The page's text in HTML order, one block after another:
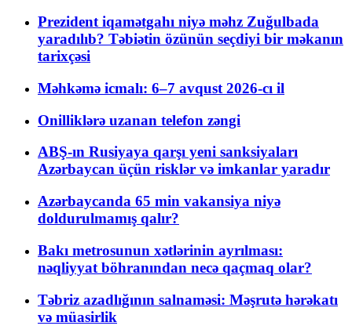
Prezident iqamətgahı niyə məhz Zuğulbada
yaradılıb? Təbiətin özünün seçdiyi bir məkanın
tarixçəsi
Məhkəmə icmalı: 6–7 avqust 2026-cı il
Onilliklərə uzanan telefon zəngi
ABŞ-ın Rusiyaya qarşı yeni sanksiyaları
Azərbaycan üçün risklər və imkanlar yaradır
Azərbaycanda 65 min vakansiya niyə
doldurulmamış qalır?
Bakı metrosunun xətlərinin ayrılması:
nəqliyyat böhranından necə qaçmaq olar?
Təbriz azadlığının salnaməsi: Məşrutə hərəkatı
və müasirlik